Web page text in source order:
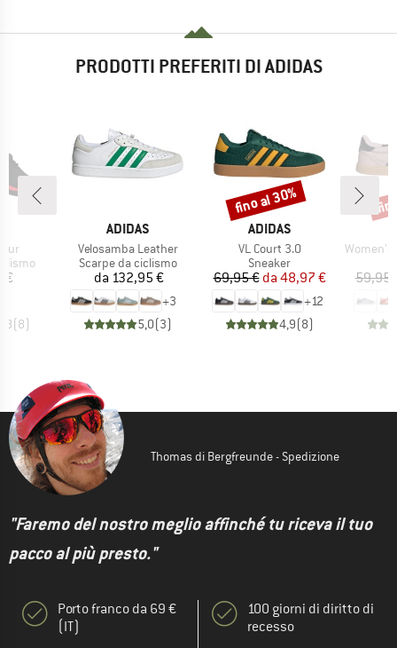
PRODOTTI PREFERITI DI ADIDAS
€
(8)
MARCHIO
ADIDAS
Articolo
Velosamba Leather
Gruppo di prodotti
Scarpe da ciclismo
Prezzo
da 132,95 €
+3
5,0(3)
MARCHIO
ADIDAS
Articolo
VL Court 3.0
Gruppo di prodotti
Sneaker
Prezzo
69,95 € Prezzo ridotto
da 48,97 €
+12
4,9(8)
Sconto
fino al 30%
Articolo
Women's
59,95
Thomas di Bergfreunde - Spedizione
"Faremo del nostro meglio affinché tu riceva il tuo
pacco al più presto."
Porto franco da 69 €
(IT)
100 giorni di diritto di
recesso